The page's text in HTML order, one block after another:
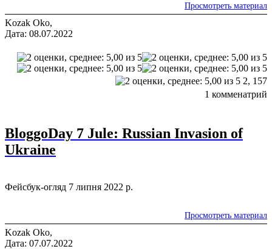
Просмотреть материал
Kozak Oko,
Дата: 08.07.2022
2, 157
1 комменатрий
BloggoDay 7 Jule: Russian Invasion of
Ukraine
Фейсбук-огляд 7 липня 2022 р.
Просмотреть материал
Kozak Oko,
Дата: 07.07.2022